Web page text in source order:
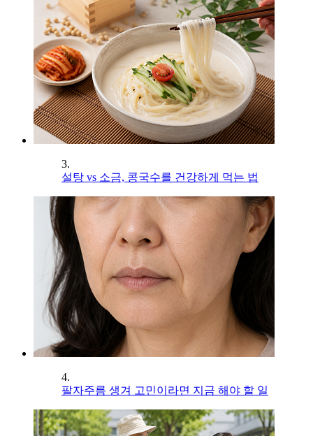
3.
설탕 vs 소금, 콩국수를 건강하게 먹는 법
4.
팔자주름 생겨 고민이라면 지금 해야 할 일